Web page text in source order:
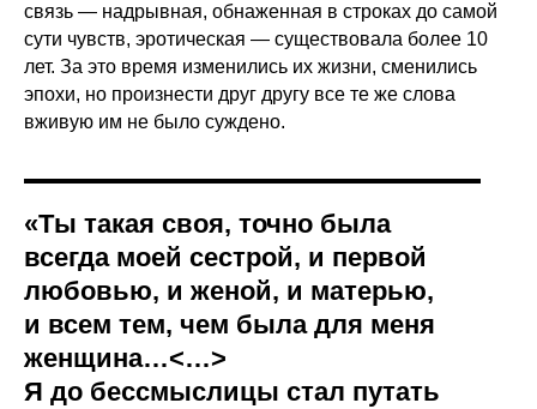
связь — надрывная, обнаженная в строках до самой
сути чувств, эротическая — существовала более 10
лет. За это время изменились их жизни, сменились
эпохи, но произнести друг другу все те же слова
вживую им не было суждено.
«Ты такая своя, точно была
всегда моей сестрой, и первой
любовью, и женой, и матерью,
и всем тем, чем была для меня
женщина…<…>
Я до бессмыслицы стал путать